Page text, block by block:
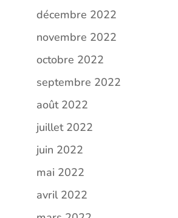
décembre 2022
novembre 2022
octobre 2022
septembre 2022
août 2022
juillet 2022
juin 2022
mai 2022
avril 2022